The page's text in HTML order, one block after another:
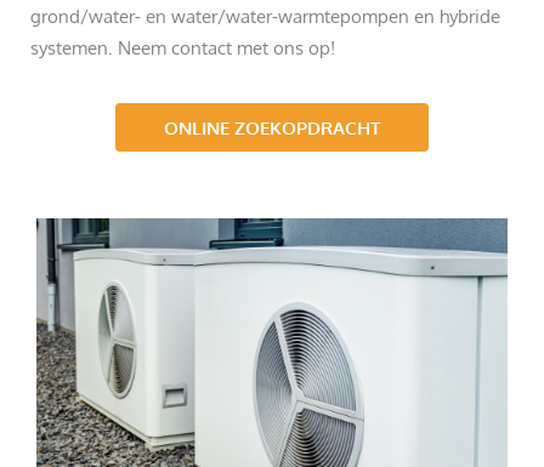
grond/water- en water/water-warmtepompen en hybride
systemen. Neem contact met ons op!
ONLINE ZOEKOPDRACHT